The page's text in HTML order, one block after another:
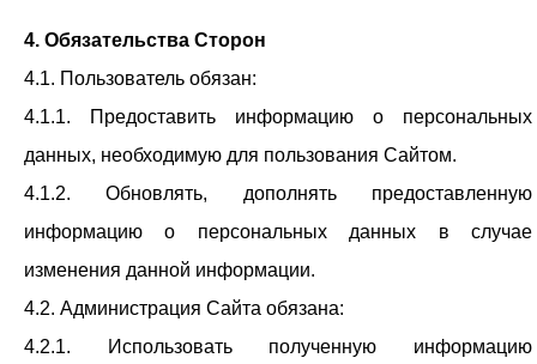
4. Обязательства Сторон
4.1. Пользователь обязан:
4.1.1. Предоставить информацию о персональных
данных, необходимую для пользования Сайтом.
4.1.2. Обновлять, дополнять предоставленную
информацию о персональных данных в случае
изменения данной информации.
4.2. Администрация Сайта обязана:
4.2.1. Использовать полученную информацию